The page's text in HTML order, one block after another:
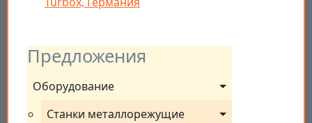
Предложения
Оборудование
Станки металлорежущие